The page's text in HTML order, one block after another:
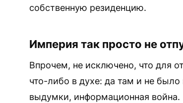
собственную резиденцию.
Империя так просто не
Впрочем, не исключено, что для
что-либо в духе: да там и не было
выдумки, информационная война.